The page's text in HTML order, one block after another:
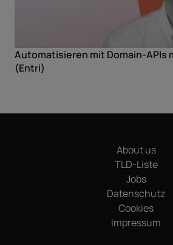
Automatisieren mit Domain-APIs
(Entri)
About us
TLD-Liste
Jobs
Datenschutz
Cookies
Impressum